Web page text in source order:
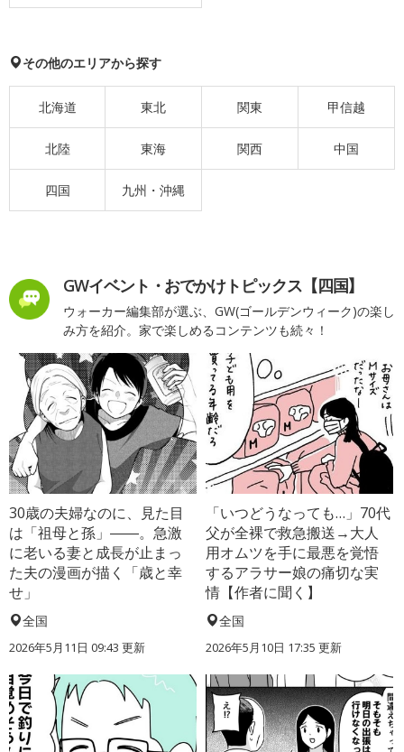
その他のエリアから探す
北海道 東北 関東 甲信越
北陸 東海 関西 中国
四国 九州・沖縄
GWイベント・おでかけトピックス【四国】
ウォーカー編集部が選ぶ、GW(ゴールデンウィーク)の楽し
み方を紹介。家で楽しめるコンテンツも続々！
30歳の夫婦なのに、見た目
は「祖母と孫」――。急激
に老いる妻と成長が止まっ
た夫の漫画が描く「歳と幸
せ」
全国
2026年5月11日 09:43 更新
「いつどうなっても…」70代
父が全裸で救急搬送→大人
用オムツを手に最悪を覚悟
するアラサー娘の痛切な実
情【作者に聞く】
全国
2026年5月10日 17:35 更新